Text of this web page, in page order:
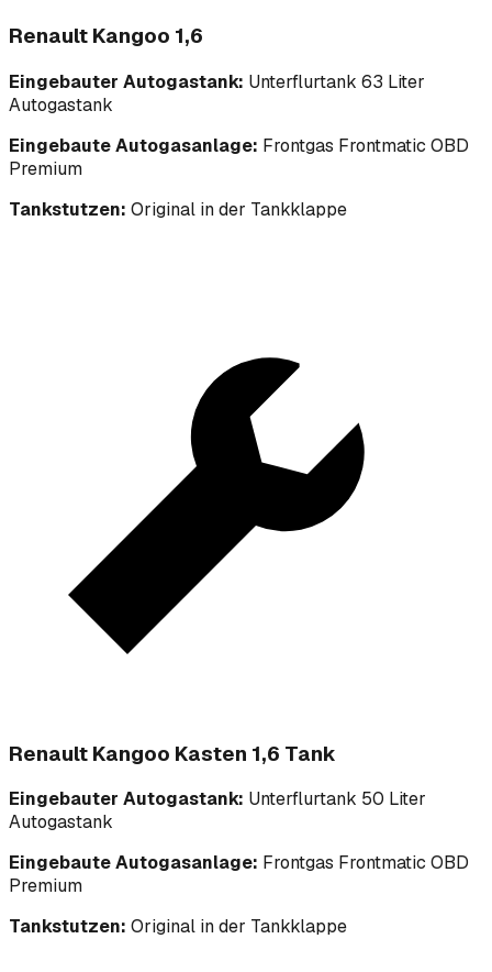
Renault Kangoo 1,6
Eingebauter Autogastank: Unterflurtank 63 Liter
Autogastank
Eingebaute Autogasanlage: Frontgas Frontmatic OBD
Premium
Tankstutzen: Original in der Tankklappe
Renault Kangoo Kasten 1,6 Tank
Eingebauter Autogastank: Unterflurtank 50 Liter
Autogastank
Eingebaute Autogasanlage: Frontgas Frontmatic OBD
Premium
Tankstutzen: Original in der Tankklappe